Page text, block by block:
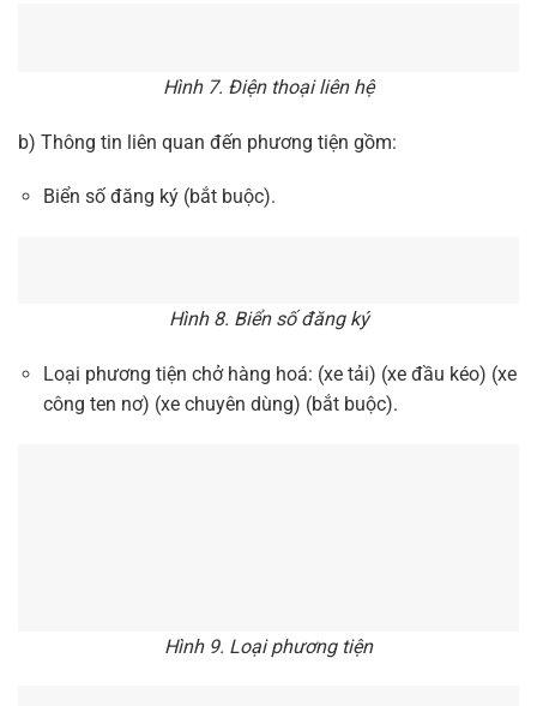
Hình 7. Điện thoại liên hệ
b) Thông tin liên quan đến phương tiện gồm:
Biển số đăng ký (bắt buộc).
Hình 8. Biển số đăng ký
Loại phương tiện chở hàng hoá: (xe tải) (xe đầu kéo) (xe
công ten nơ) (xe chuyên dùng) (bắt buộc).
Hình 9. Loại phương tiện